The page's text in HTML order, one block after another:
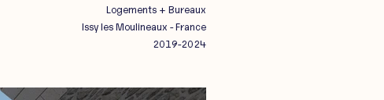
Logements + Bureaux
Issy les Moulineaux - France
2019-2024